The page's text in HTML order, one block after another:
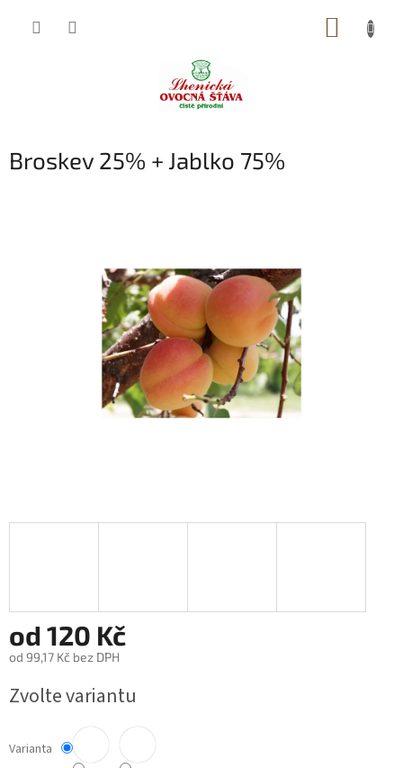
Broskev 25% + Jablko 75%
od 120 Kč
od 99,17 Kč bez DPH
cena:
Zvolte variantu
Varianta